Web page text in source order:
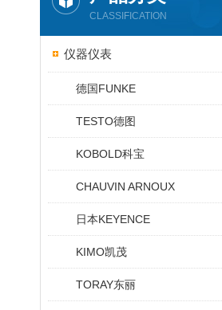
CLASSIFICATION
仪器仪表
德国FUNKE
TESTO德图
KOBOLD科宝
CHAUVIN ARNOUX
日本KEYENCE
KIMO凯茂
TORAY东丽